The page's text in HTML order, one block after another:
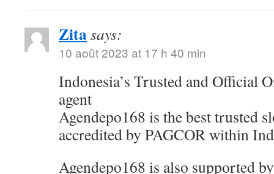
Zitasays:
10 août 2023 at 17 h 40 min
Indonesia’s Trusted and Official
agent
Agendepo168 is the best trusted
accredited by PAGCOR within
Agendepo168 is also supported